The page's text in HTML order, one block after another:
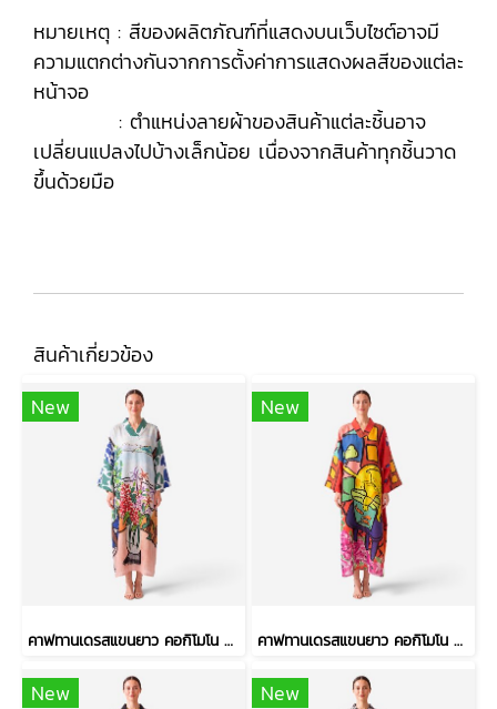
หมายเหตุ : สีของผลิตภัณฑ์ที่แสดงบนเว็บไซต์อาจมี
ความแตกต่างกันจากการตั้งค่าการแสดงผลสีของแต่ละ
หน้าจอ
: ตำแหน่งลายผ้าของสินค้าแต่ละชิ้นอาจ
เปลี่ยนแปลงไปบ้างเล็กน้อย เนื่องจากสินค้าทุกชิ้นวาด
ขึ้นด้วยมือ
สินค้าเกี่ยวข้อง
New
คาฟทานเดรสแขนยาว คอกิโมโน - สีฟ้า : ลายแจกันดอกไม้ ริมวิวทะเล
New
คาฟทานเดรสแขนยาว คอกิโมโน - สีแดง : ลายเจ้าเหมียวจอมซนกับโหลปลาทอง
New New